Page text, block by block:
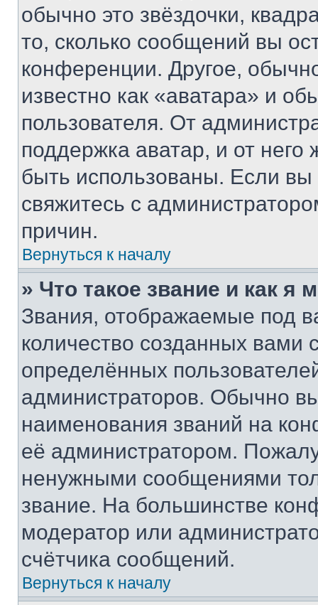
обычно это звёздочки,
то, сколько сообщений вы
конференции. Другое,
известно как «аватара» и
пользователя. От
поддержка аватар, и от него
быть использованы. Если
свяжитесь с
причин.
Вернуться к началу
» Что такое звание и как я
Звания, отображаемые под
количество созданных
определённых
администраторов. Обычно
наименования званий на
её администратором.
ненужными сообщениями
звание. На большинстве
модератор или
счётчика сообщений.
Вернуться к началу